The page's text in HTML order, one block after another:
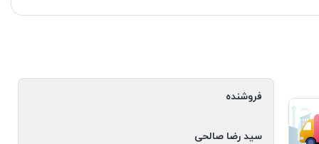
فروشنده
سید رضا صالحی